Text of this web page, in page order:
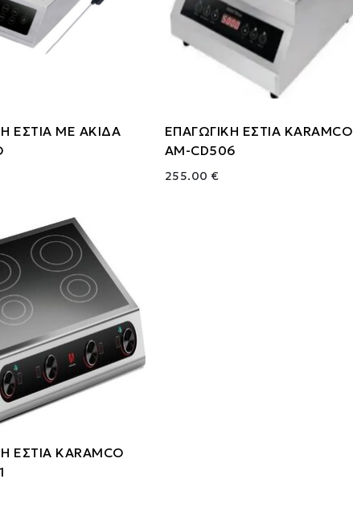
ΕΣΤΙΑ ΜΕ ΑΚΙΔΑ
ΕΠΑΓΩΓΙΚΗ ΕΣΤΙΑ KARAMCO
AM-CD506
255.00 €
ΕΣΤΙΑ KARAMCO